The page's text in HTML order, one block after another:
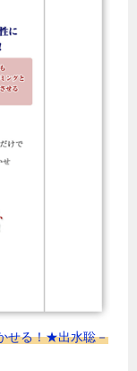
せる！★出水聡－